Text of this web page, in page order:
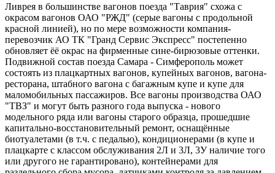
Ливрея в большинстве вагонов поезда "Таврия" схожа с
окрасом вагонов ОАО "РЖД" (серые вагоны с продольной
красной линией), но по мере возможности компания-
перевозчик АО ТК "Гранд Сервис Экспресс" постепенно
обновляет ёё окрас на фирменные сине-бирюзовые оттенки.
Подвижной состав поезда Самара - Симферополь может
состоять из плацкартных вагонов, купейных вагонов, вагона-
ресторана, штабного вагона с багажным купе и купе для
маломобильных пассажиров. Все вагоны производства ОАО
"ТВЗ" и могут быть разного года выпуска - нового
модельного ряда или вагоны старого образца, прошедшие
капитально-восстановительный ремонт, оснащённые
биотуалетами (в т.ч. с педалью), кондиционерами (в купе и
плацкарте с классом обслуживания 2Л и 3Л, 3У наличие того
или другого не гарантировано), контейнерами для